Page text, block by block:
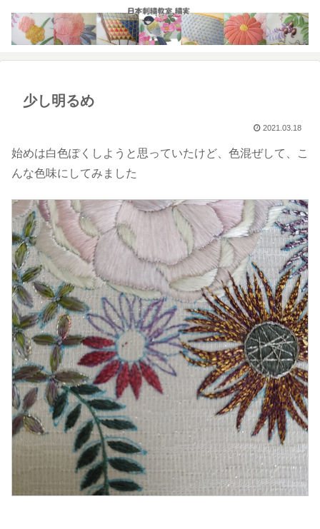
少し明るめ
2021.03.18
始めは白色ぽくしようと思っていたけど、色混ぜして、こ
んな色味にしてみました